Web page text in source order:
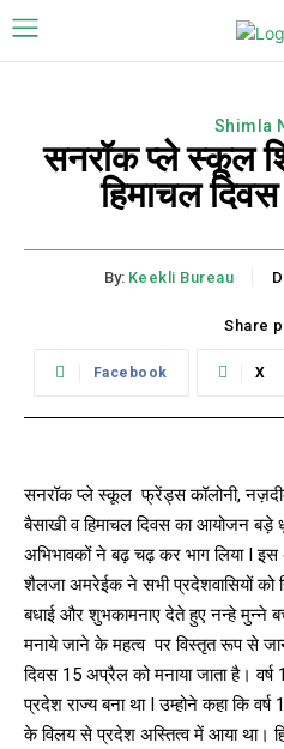
Shimla
सनरॉक प्ले स्कूल
हिमाचल
By: Keekli Bureau
Share
Facebook X
सनरॉक प्ले स्कूल फ्रेंड्स कॉलोनी,
बैसाखी व हिमाचल दिवस का आयोजन बड़े
अभिभावकों ने बढ़ चढ़ कर भाग लिया I इस
शैलजा अमरेईक ने सभी प्रदेशवासियों को
बधाई और शुभकामनाए देते हुए नन्हे मुन्ने
मनाये जाने के महत्व पर विस्तृत रूप से
दिवस 15 अप्रैल को मनाया जाता है।
प्रदेश राज्य बना था I उम्होने कहा कि वर्ष
के विलय से प्रदेश अस्तित्व में आया था।